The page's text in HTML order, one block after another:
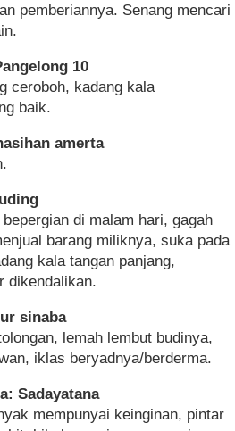
pemberiannya. Senang mencari
10
ceroboh, kadang kala
baik.
amerta
di malam hari, gagah
barang miliknya, suka pada
kala tangan panjang,
dikendalikan.
sinaba
lemah lembut budinya,
iklas beryadnya/berderma.
Sadayatana
mempunyai keinginan, pintar